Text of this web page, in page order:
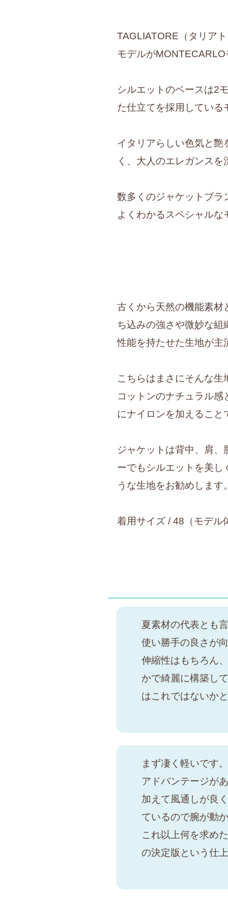
TAGLIATORE（タリア
モデルが
シルエットのベースは2
た仕立てを採用してい
イタリアらしい色気と
く、大人のエレガンス
数多くのジャケットブラ
よくわかるスペシャル
古くから天然の機能素材
ち込みの強さや微妙な
性能を持たせた生地が主
こちらはまさにそんな
コットンのナチュラル
にナイロンを加えること
ジャケットは背中、肩
ーでもシルエットを美
うな生地をお勧めします
着用サイズ / 48（モデル
夏素材の代表とも
使い勝手の良さが
伸縮性はもちろん
かで綺麗に構築し
はこれではないか
まず凄く軽いです
アドバンテージが
加えて風通しが良
ているので腕が動
これ以上何を求め
の決定版という仕